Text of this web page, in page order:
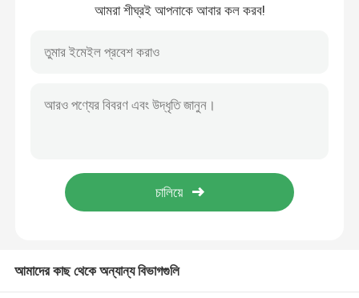
আমরা শীঘ্রই আপনাকে আবার কল করব!
আমাদের কাছ থেকে অন্যান্য বিভাগগুলি